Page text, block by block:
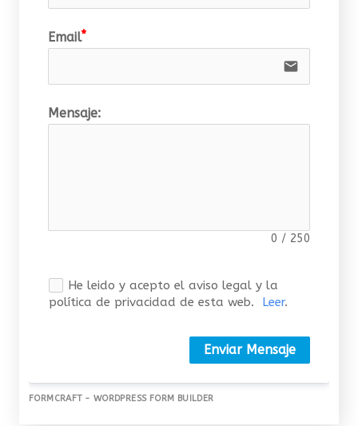
Email
email
Mensaje:
0 / 250
He leido y acepto el aviso legal y la
política de privacidad de esta web. Leer.
Enviar Mensaje
FORMCRAFT - WORDPRESS FORM BUILDER